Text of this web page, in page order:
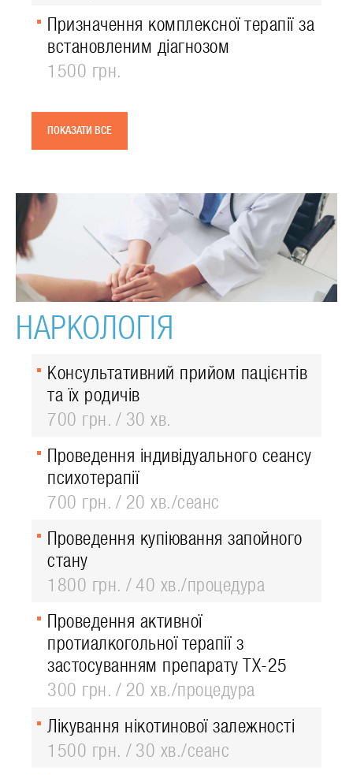
Призначення комплексної терапії за
встановленим діагнозом
1500 грн.
ПОКАЗАТИ ВСЕ
НАРКОЛОГІЯ
Консультативний прийом пацієнтів
та їх родичів
700 грн.
30 хв.
Проведення індивідуального сеансу
психотерапії
700 грн.
20 хв./сеанс
Проведення купіювання запойного
стану
1800 грн.
40 хв./процедура
Проведення активної
протиалкогольної терапії з
застосуванням препарату ТХ-25
300 грн.
20 хв./процедура
Лікування нікотинової залежності
1500 грн.
30 хв./сеанс